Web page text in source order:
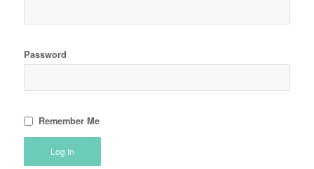
Password
Remember Me